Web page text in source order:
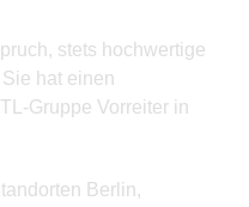
stets hochwertige
hat einen
Gruppe Vorreiter in
Berlin,